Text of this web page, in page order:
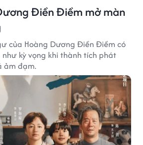
Điền Điềm mở màn
của Hoàng Dương Điền Điềm có
kỳ vọng khi thành tích phát
ảm đạm.